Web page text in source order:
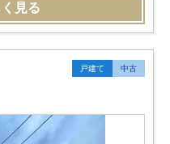
見る
戸建て 中古